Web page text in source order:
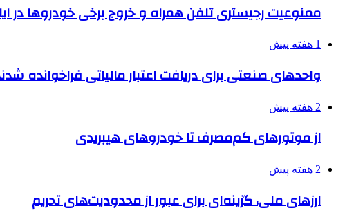
ممنوعیت رجیستری تلفن همراه و خروج برخی خودروها در
1 هفته پیش
واحدهای صنعتی برای دریافت اعتبار مالیاتی فراخوانده
2 هفته پیش
از موتورهای کم‌مصرف تا خودروهای هیبریدی
2 هفته پیش
ارزهای ملی، گزینه‌ای برای عبور از محدودیت‌های تحریم